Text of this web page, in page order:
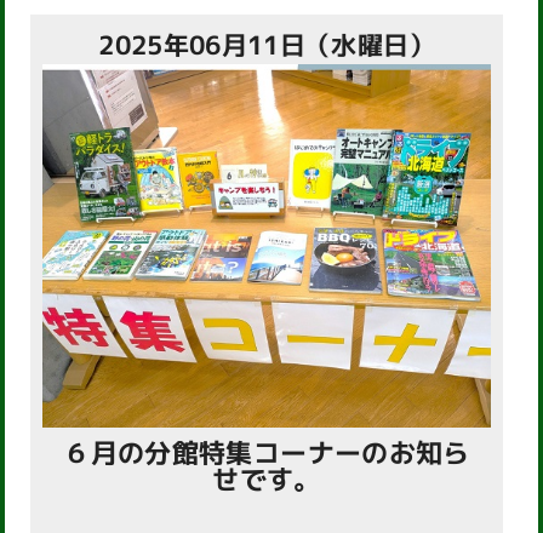
2025年06月11日（水曜日）
６月の分館特集コーナーのお知ら
せです。